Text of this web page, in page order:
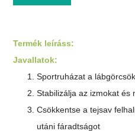
Termék leíráss:
Javallatok:
Sportruházat a
Stabilizálja az izmokat és
Csökkentse a tejsav
utáni fáradtságot